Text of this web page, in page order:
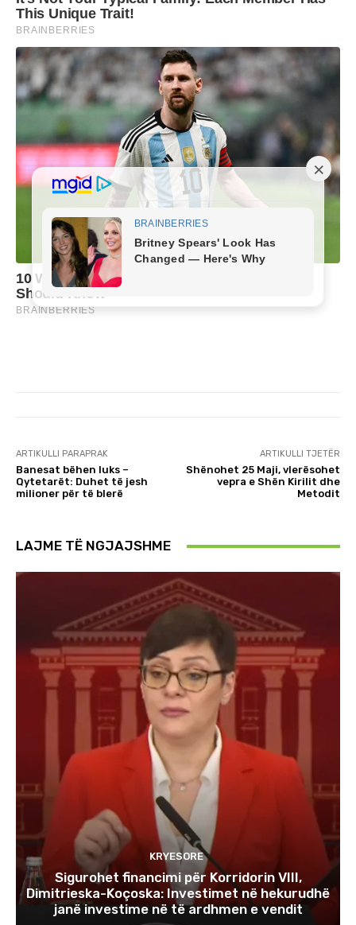
ARTIKULLI PARAPRAK
Banesat bëhen luks –
Qytetarët: Duhet të jesh
milioner për të blerë
ARTIKULLI TJETËR
Shënohet 25 Maji, vlerësohet
vepra e Shën Kirilit dhe
Metodit
LAJME TË NGJAJSHME
KRYESORE
Sigurohet financimi për Korridorin VIII,
Dimitrieska-Koçoska: Investimet në hekurudhë
janë investime në të ardhmen e vendit